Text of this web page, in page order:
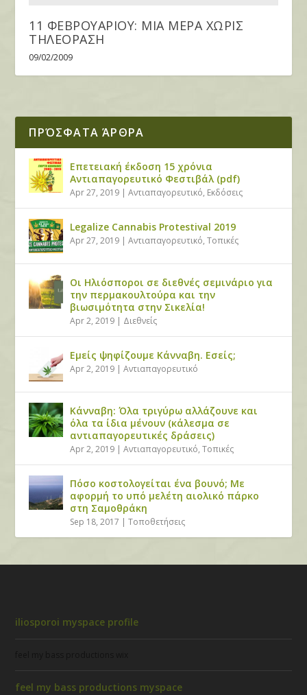
11 ΦΕΒΡΟΥΑΡΙΟΥ: ΜΙΑ ΜΕΡΑ ΧΩΡΙΣ
ΤΗΛΕΟΡΑΣΗ
09/02/2009
ΠΡΌΣΦΑΤΑ ΆΡΘΡΑ
Επετειακή έκδοση 15 χρόνια
Αντιαπαγορευτικό Φεστιβάλ (pdf)
Apr 27, 2019 |Αντιαπαγορευτικό, Εκδόσεις
Legalize Cannabis Protestival 2019
Apr 27, 2019 |Αντιαπαγορευτικό,Τοπικές
Οι Ηλιόσποροι σε διεθνές σεμινάριο για
την περμακουλτούρα και την
βιωσιμότητα στην Σικελία!
Apr 2, 2019 | Διεθνείς
Εμείς ψηφίζουμε Κάνναβη. Εσείς;
Apr 2, 2019 |Αντιαπαγορευτικό
Κάνναβη: Όλα τριγύρω αλλάζουνε και
όλα τα ίδια μένουν (κάλεσμα σε
αντιαπαγορευτικές δράσεις)
Apr 2, 2019 |Αντιαπαγορευτικό,Τοπικές
Πόσο κοστολογείται ένα βουνό; Με
αφορμή το υπό μελέτη αιολικό πάρκο
στη Σαμοθράκη
Sep 18, 2017 |Τοποθετήσεις
iliosporoi myspace profile
feel my bass productions myspace